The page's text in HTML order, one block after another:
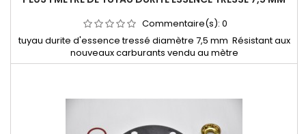
Commentaire(s): 0
tuyau durite d'essence tressé diamètre 7,5 mm Résistant aux
nouveaux carburants vendu au mètre